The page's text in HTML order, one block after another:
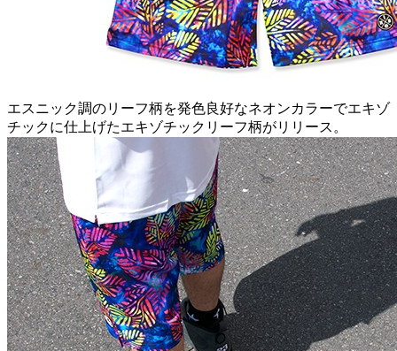
エスニック調のリーフ柄を発色良好なネオンカラーでエキゾ
チックに仕上げたエキゾチックリーフ柄がリリース。